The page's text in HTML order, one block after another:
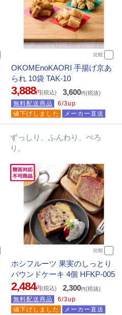
比較
OKOMEnoKAORI 手揚げ京あ
られ 10袋 TAK-10
3,888円(税込) 3,600円(税抜)
無料配送商品
6/3up
値下げしました
メーカー直送
ずっしり、ふんわり、ぺろ
り。
比較
ホシフルーツ 果実のしっとり
パウンドケーキ 4個 HFKP-005
2,484円(税込) 2,300円(税抜)
無料配送商品
6/3up
値下げしました
メーカー直送